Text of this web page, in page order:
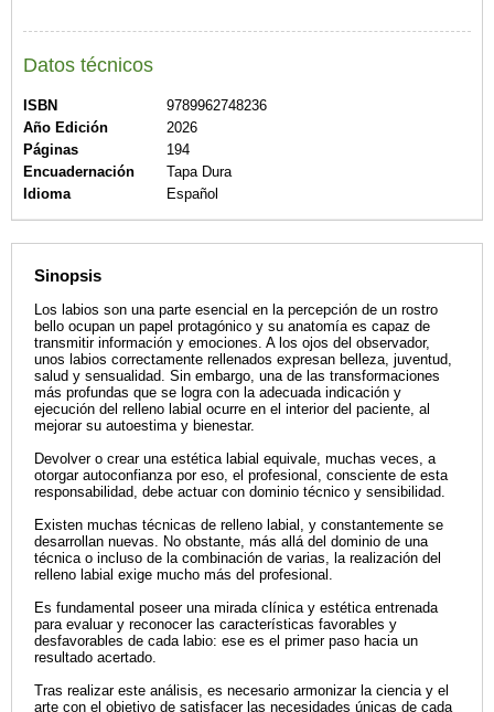
Datos técnicos
ISBN
9789962748236
Año Edición
2026
Páginas
194
Encuadernación
Tapa Dura
Idioma
Español
Sinopsis
Los labios son una parte esencial en la percepción de un rostro
bello ocupan un papel protagónico y su anatomía es capaz de
transmitir información y emociones. A los ojos del observador,
unos labios correctamente rellenados expresan belleza, juventud,
salud y sensualidad. Sin embargo, una de las transformaciones
más profundas que se logra con la adecuada indicación y
ejecución del relleno labial ocurre en el interior del paciente, al
mejorar su autoestima y bienestar.
Devolver o crear una estética labial equivale, muchas veces, a
otorgar autoconfianza por eso, el profesional, consciente de esta
responsabilidad, debe actuar con dominio técnico y sensibilidad.
Existen muchas técnicas de relleno labial, y constantemente se
desarrollan nuevas. No obstante, más allá del dominio de una
técnica o incluso de la combinación de varias, la realización del
relleno labial exige mucho más del profesional.
Es fundamental poseer una mirada clínica y estética entrenada
para evaluar y reconocer las características favorables y
desfavorables de cada labio: ese es el primer paso hacia un
resultado acertado.
Tras realizar este análisis, es necesario armonizar la ciencia y el
arte con el objetivo de satisfacer las necesidades únicas de cada